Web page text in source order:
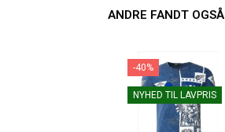
ANDRE FANDT OGSÅ
-40%
NYHED TIL LAVPRIS